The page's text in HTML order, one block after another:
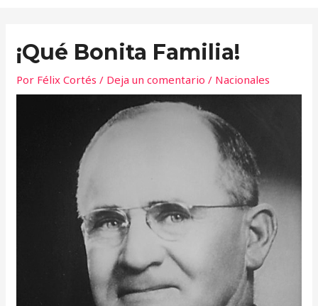
¡Qué Bonita Familia!
Por Félix Cortés/ Deja un comentario / Nacionales